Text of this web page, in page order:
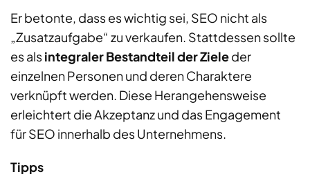
Er betonte, dass es wichtig sei, SEO nicht als
„Zusatzaufgabe“ zu verkaufen. Stattdessen sollte
es alsintegraler Bestandteil der Zieleder
einzelnen Personen und deren Charaktere
verknüpft werden. Diese Herangehensweise
erleichtert die Akzeptanz und das Engagement
für SEO innerhalb des Unternehmens.
Tipps